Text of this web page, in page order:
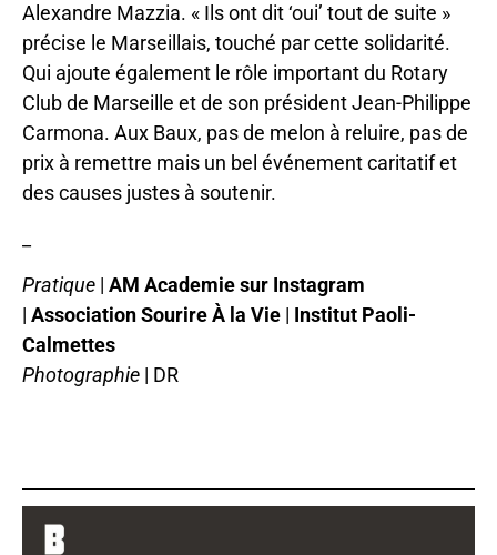
Alexandre Mazzia. « Ils ont dit ‘oui’ tout de suite »
précise le Marseillais, touché par cette solidarité.
Qui ajoute également le rôle important du Rotary
Club de Marseille et de son président Jean-Philippe
Carmona. Aux Baux, pas de melon à reluire, pas de
prix à remettre mais un bel événement caritatif et
des causes justes à soutenir.
Pratique | AM Academie sur Instagram
| Association Sourire À la Vie | Institut Paoli-
Calmettes
Photographie | DR